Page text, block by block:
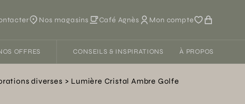
Nos magasins Café Agnès Mon compte
OFFRES CONSEILS & INSPIRATIONS À PROPOS
diverses Lumière Cristal Ambre Golfe